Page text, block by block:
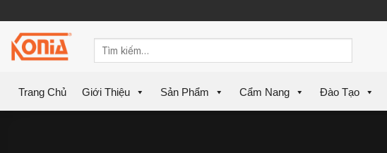
content
Trang Chủ Giới Thiệu Sản Phẩm Cẩm Nang Đào Tạo